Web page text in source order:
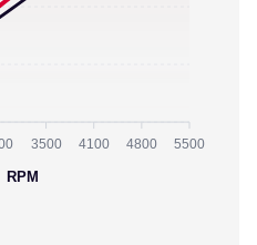
3500 4100 4800 5500
RPM